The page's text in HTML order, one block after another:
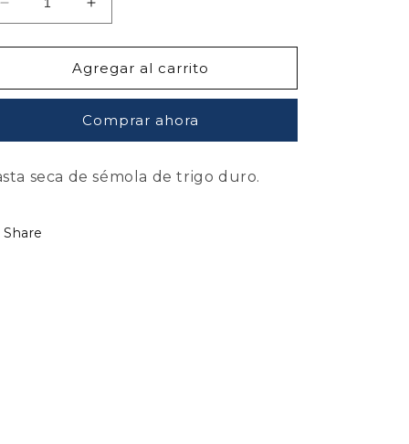
Reducir
cantidad
para
Sin
300Gr
Aumentar
cantidad
para
Acacias
Sin
Spagheti
300Gr
Agregar al carrito
Comprar ahora
seca de sémola de trigo duro.
Share